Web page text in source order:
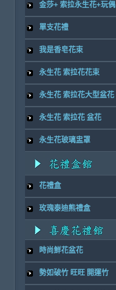
金莎+ 索拉永生花+玩偶
單支花禮
我是香皂花束
永生花 索拉花花束
永生花 索拉花大型盆花
永生花 索拉花 盆花
永生花玻璃盅罩
花禮盒
玫瑰泰迪熊禮盒
時尚鮮花盆花
勢如破竹 旺旺 開運竹